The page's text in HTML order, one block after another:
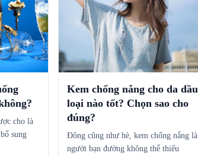
cho là
sung
Kem chống nắng cho da dầu
loại nào tốt? Chọn sao cho
đúng?
Đông cũng như hè, kem chống nắng là
người bạn đường không thể thiếu